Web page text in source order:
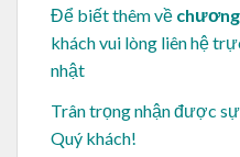
Để biết thêm về
khách vui lòng liên hệ
nhật
Trân trọng nhận được
Quý khách!